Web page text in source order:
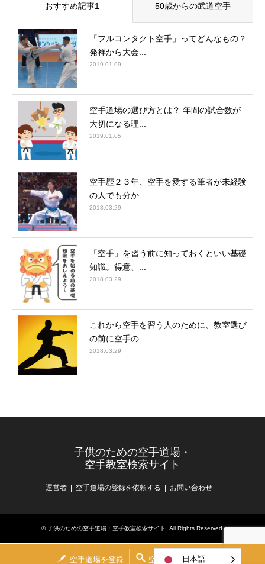
おすすめ記事1 50歳からの武道空手
「フルコンタクト空手」ってどんなもの？
発祥から大会...
2019.01.09
空手道場の選び方とは？ 年間の試合数が
大切になる理...
2019.01.05
空手歴２３年、空手を愛する筆者が未経験
の人でも分か...
2018.03.29
「空手」を習う前に知っておくといい基礎
知識。得意、...
2018.03.29
これから空手を習う人のために、教室選び
の前に空手の...
2018.03.29
空手道場を登録 空手道場を検索
子供のための空手道場・
空手教室検索サイト
運営者 空手道場の登録を依頼する お問い合わせ
©子供のための空手道場・空手教室検索サイト . All Rights Reserved.
日本語